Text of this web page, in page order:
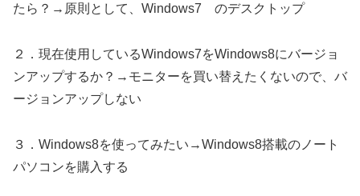
たら？→原則として、Windows7 のデスクトップ
２．現在使用しているWindows7をWindows8にバージョ
ンアップするか？→モニターを買い替えたくないので、バ
ージョンアップしない
３．Windows8を使ってみたい→Windows8搭載のノート
パソコンを購入する